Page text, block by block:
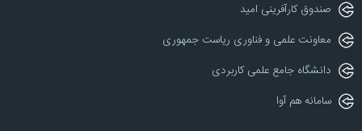
صندوق کارآفرینی امید
معاونت علمی و فناوری ریاست جمهوری
دانشگاه جامع علمی کاربردی
سامانه هم آوا